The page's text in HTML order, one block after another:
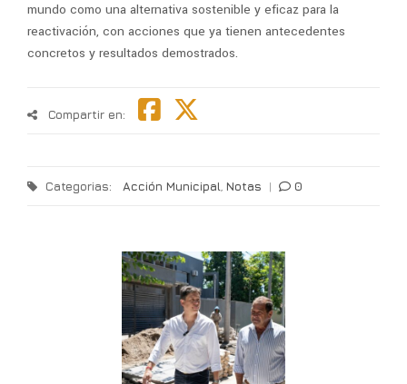
mundo como una alternativa sostenible y eficaz para la
reactivación, con acciones que ya tienen antecedentes
concretos y resultados demostrados.
Compartir en:
Categorias: Acción Municipal Notas | 0